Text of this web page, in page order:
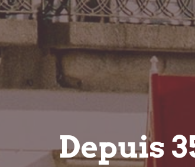
Depuis